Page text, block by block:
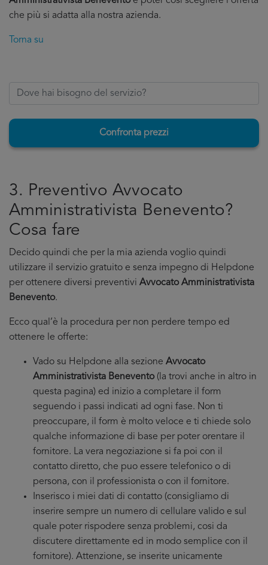
che più si adatta alla nostra azienda.
Torna su
Confronta prezzi
3. Preventivo Avvocato
Amministrativista Benevento?
Cosa fare
Decido quindi che per la mia azienda voglio quindi
utilizzare il servizio gratuito e senza impegno di Helpdone
per ottenere diversi preventivi Avvocato Amministrativista
Benevento.
Ecco qual’è la procedura per non perdere tempo ed
ottenere le offerte:
Vado su Helpdone alla sezione Avvocato
Amministrativista Benevento(la trovi anche in altro in
questa pagina) ed inizio a completare il form
seguendo i passi indicati ad ogni fase. Non ti
preoccupare, il form è molto veloce e ti chiede solo
qualche informazione di base per poter orentare il
fornitore. La vera negoziazione si fa poi con il
contatto diretto, che puo essere telefonico o di
persona, con il professionista o con il fornitore.
Inserisco i miei dati di contatto (consigliamo di
inserire sempre un numero di cellulare valido e sul
quale poter rispodere senza problemi, cosi da
discutere direttamente ed in modo semplice con il
fornitore). Attenzione, se inserite unicamente